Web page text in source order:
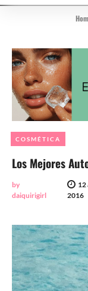
Los Mejores
by
daiquirigirl
12
2016
COSMÉTICA